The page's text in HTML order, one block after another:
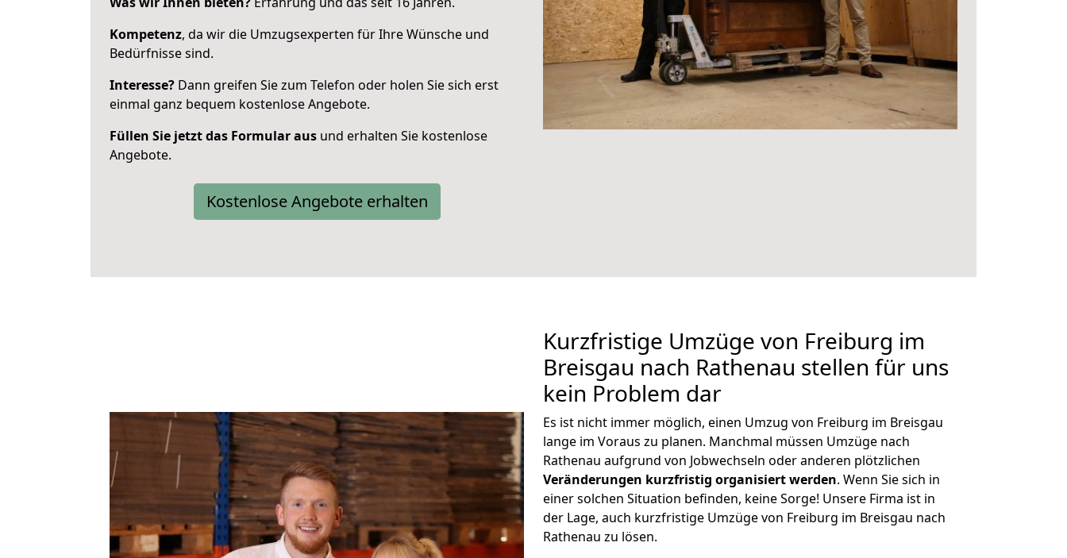
Kompetenz, da wir die Umzugsexperten für Ihre Wünsche und
Bedürfnisse sind.
Interesse? Dann greifen Sie zum Telefon oder holen Sie sich erst
einmal ganz bequem kostenlose Angebote.
Füllen Sie jetzt das Formular aus und erhalten Sie kostenlose
Angebote.
Kostenlose Angebote erhalten
Kurzfristige Umzüge von Freiburg im
Breisgau nach Rathenau stellen für uns
kein Problem dar
Es ist nicht immer möglich, einen Umzug von Freiburg im Breisgau
lange im Voraus zu planen. Manchmal müssen Umzüge nach
Rathenau aufgrund von Jobwechseln oder anderen plötzlichen
Veränderungen kurzfristig organisiert werden. Wenn Sie sich in
einer solchen Situation befinden, keine Sorge! Unsere Firma ist in
der Lage, auch kurzfristige Umzüge von Freiburg im Breisgau nach
Rathenau zu lösen.